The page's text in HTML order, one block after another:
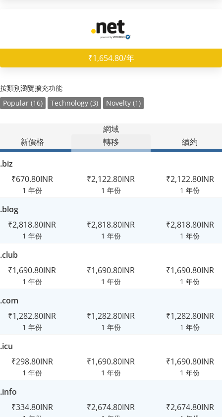
₹1,654.80/年
按類別瀏覽擴充功能
Popular (16) Technology (3) Novelty (1)
網域
新價格
轉移
續約
.biz
₹670.80INR
1 年份
₹2,122.80INR
1 年份
₹2,122.80INR
1 年份
.blog
₹2,818.80INR
1 年份
₹2,818.80INR
1 年份
₹2,818.80INR
1 年份
.club
₹1,690.80INR
1 年份
₹1,690.80INR
1 年份
₹1,690.80INR
1 年份
.com
₹1,282.80INR
1 年份
₹1,282.80INR
1 年份
₹1,282.80INR
1 年份
.icu
₹298.80INR
1 年份
₹1,690.80INR
1 年份
₹1,690.80INR
1 年份
.info
₹334.80INR
₹2,674.80INR ₹2,674.80INR